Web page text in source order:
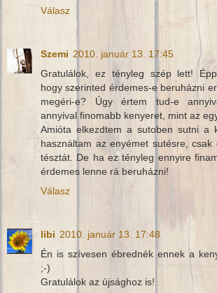
Válasz
Szemi 2010. január 13. 17:45
Gratulálok, ez tényleg szép lett!
hogy szerinted érdemes-e beruházni
megéri-e? Úgy értem tud-e
annyival finomabb kenyeret, mint az
Amióta elkezdtem a sutoben sutni a
használtam az enyémet sutésre, csak
tésztát. De ha ez tényleg ennyire
érdemes lenne rá beruházni!
Válasz
libi 2010. január 13. 17:48
Én is szívesen ébrednék ennek a
;-)
Gratulálok az újsághoz is!